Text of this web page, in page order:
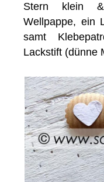
Stern klein
Wellpappe, ein
samt
Lackstift (dünne